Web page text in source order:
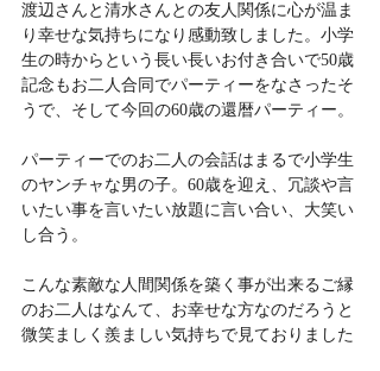
渡辺さんと清水さんとの友人関係に心が温ま
り幸せな気持ちになり感動致しました。小学
生の時からという長い長いお付き合いで50歳
記念もお二人合同でパーティーをなさったそ
うで、そして今回の60歳の還暦パーティー。
パーティーでのお二人の会話はまるで小学生
のヤンチャな男の子。60歳を迎え、冗談や言
いたい事を言いたい放題に言い合い、大笑い
し合う。
こんな素敵な人間関係を築く事が出来るご縁
のお二人はなんて、お幸せな方なのだろうと
微笑ましく羨ましい気持ちで見ておりました